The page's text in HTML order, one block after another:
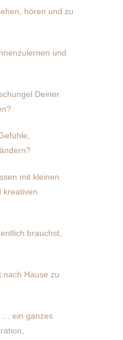
hören und zu
und
Deiner
mit kleinen
kreativen
brauchst,
nach Hause zu
… ein ganzes